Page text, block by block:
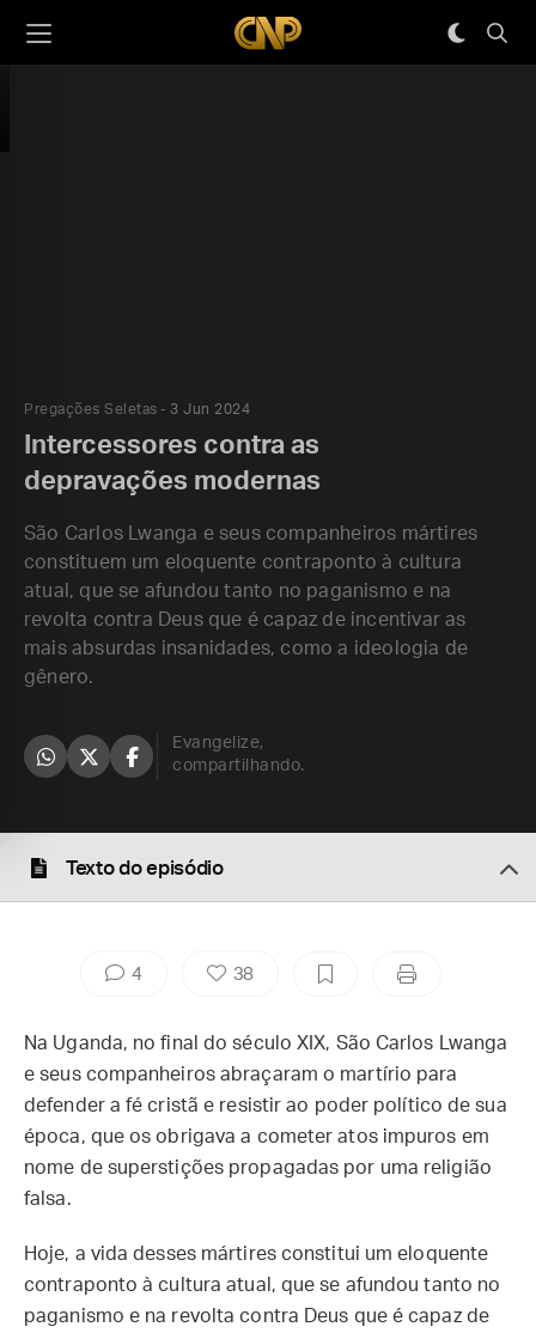
Pregações Seletas 3 Jun 2024
Intercessores contra as
depravações modernas
São Carlos Lwanga e seus companheiros mártires
constituem um eloquente contraponto à cultura
atual, que se afundou tanto no paganismo e na
revolta contra Deus que é capaz de incentivar as
mais absurdas insanidades, como a ideologia de
gênero.
Evangelize,
compartilhando.
Texto do episódio
4 38
Na Uganda, no final do século XIX, São Carlos Lwanga
e seus companheiros abraçaram o martírio para
defender a fé cristã e resistir ao poder político de sua
época, que os obrigava a cometer atos impuros em
nome de superstições propagadas por uma religião
falsa.
Hoje, a vida desses mártires constitui um eloquente
contraponto à cultura atual, que se afundou tanto no
paganismo e na revolta contra Deus que é capaz de